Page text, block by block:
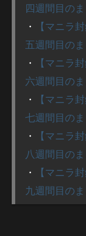
四週間目の
・
【マニラ
五週間目の
・
【マニラ
六週間目の
・
【マニラ
七週間目の
・
【マニラ
八週間目の
・
【マニラ
九週間目の